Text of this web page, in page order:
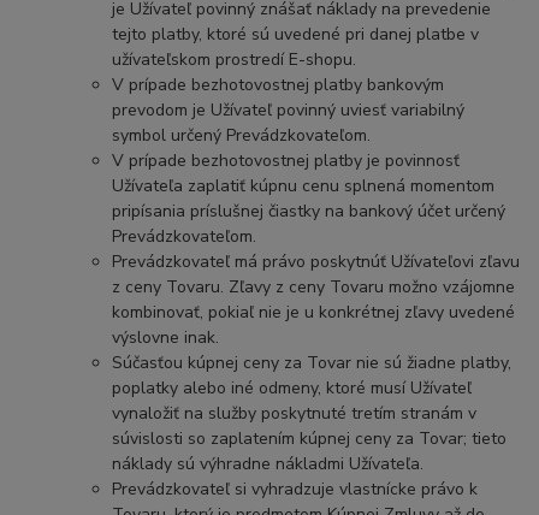
je Užívateľ povinný znášať náklady na prevedenie
tejto platby, ktoré sú uvedené pri danej platbe v
užívateľskom prostredí E-shopu.
V prípade bezhotovostnej platby bankovým
prevodom je Užívateľ povinný uviesť variabilný
symbol určený Prevádzkovateľom.
V prípade bezhotovostnej platby je povinnosť
Užívateľa zaplatiť kúpnu cenu splnená momentom
pripísania príslušnej čiastky na bankový účet určený
Prevádzkovateľom.
Prevádzkovateľ má právo poskytnúť Užívateľovi zľavu
z ceny Tovaru. Zľavy z ceny Tovaru možno vzájomne
kombinovať, pokiaľ nie je u konkrétnej zľavy uvedené
výslovne inak.
Súčasťou kúpnej ceny za Tovar nie sú žiadne platby,
poplatky alebo iné odmeny, ktoré musí Užívateľ
vynaložiť na služby poskytnuté tretím stranám v
súvislosti so zaplatením kúpnej ceny za Tovar; tieto
náklady sú výhradne nákladmi Užívateľa.
Prevádzkovateľ si vyhradzuje vlastnícke právo k